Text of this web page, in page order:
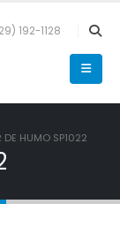
192-1128
DE HUMO SP1022